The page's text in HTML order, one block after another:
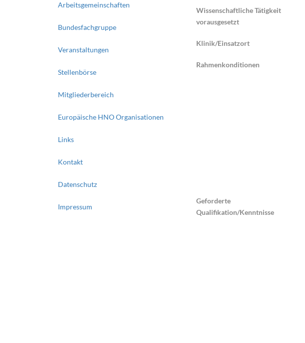
Arbeitsgemeinschaften
Bundesfachgruppe
Veranstaltungen
Stellenbörse
Mitgliederbereich
Europäische HNO Organisationen
Links
Kontakt
Datenschutz
Impressum
Wissenschaftliche Tätigkeit
vorausgesetzt
Klinik/Einsatzort
Rahmenkonditionen
Geforderte
Qualifikation/Kenntnisse